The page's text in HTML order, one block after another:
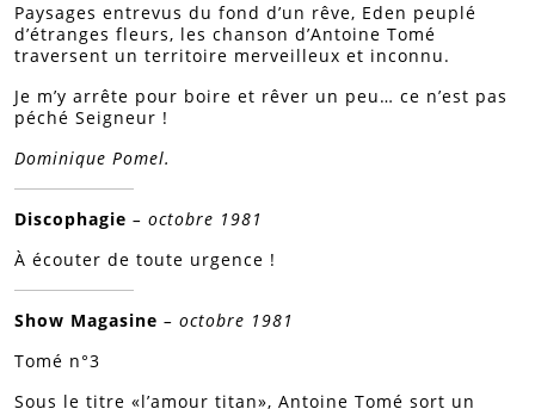
Paysages entrevus du fond d’un rêve, Eden peuplé
d’étranges fleurs, les chanson d’Antoine Tomé
traversent un territoire merveilleux et inconnu.
Je m’y arrête pour boire et rêver un peu… ce n’est pas
péché Seigneur !
Dominique Pomel.
Discophagie – octobre 1981
À écouter de toute urgence !
Show Magasine – octobre 1981
Tomé n°3
Sous le titre «l’amour titan», Antoine Tomé sort un